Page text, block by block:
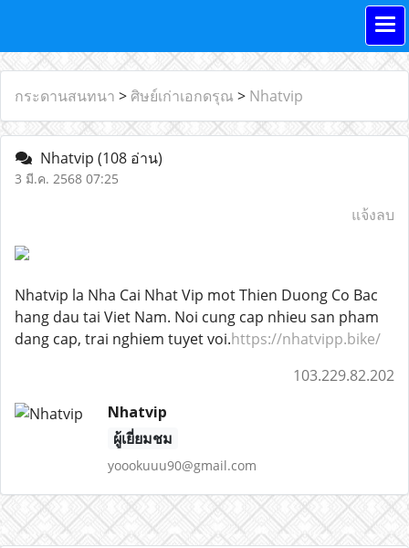
กระดานสนทนา > ศิษย์เก่าเอกดรุณ > Nhatvip
Nhatvip (108 อ่าน)
3 มี.ค. 2568 07:25
แจ้งลบ
Nhatvip la Nha Cai Nhat Vip mot Thien Duong Co Bac
hang dau tai Viet Nam. Noi cung cap nhieu san pham
dang cap, trai nghiem tuyet voi.https://nhatvipp.bike/
103.229.82.202
Nhatvip
ผู้เยี่ยมชม
yoookuuu90@gmail.com